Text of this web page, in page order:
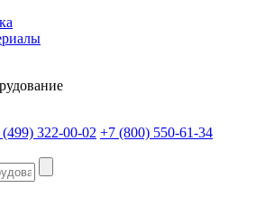
322-00-02 +7 (800) 550-61-34